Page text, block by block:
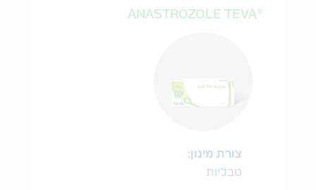
®ANASTROZOLE TEVA
צורת מינון:
טבליות